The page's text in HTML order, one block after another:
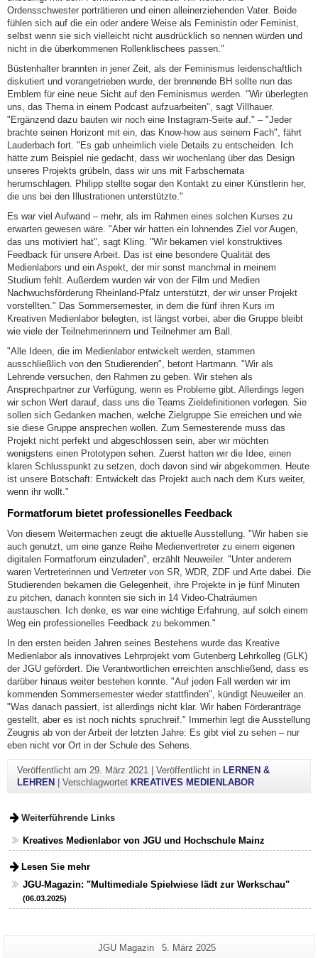
Ordensschwester porträtieren und einen alleinerziehenden Vater. Beide
fühlen sich auf die ein oder andere Weise als Feministin oder Feminist,
selbst wenn sie sich vielleicht nicht ausdrücklich so nennen würden und
nicht in die überkommenen Rollenklischees passen."
Büstenhalter brannten in jener Zeit, als der Feminismus leidenschaftlich
diskutiert und vorangetrieben wurde, der brennende BH sollte nun das
Emblem für eine neue Sicht auf den Feminismus werden. "Wir überlegten
uns, das Thema in einem Podcast aufzuarbeiten", sagt Villhauer.
"Ergänzend dazu bauten wir noch eine Instagram-Seite auf." – "Jeder
brachte seinen Horizont mit ein, das Know-how aus seinem Fach", fährt
Lauderbach fort. "Es gab unheimlich viele Details zu entscheiden. Ich
hätte zum Beispiel nie gedacht, dass wir wochenlang über das Design
unseres Projekts grübeln, dass wir uns mit Farbschemata
herumschlagen. Philipp stellte sogar den Kontakt zu einer Künstlerin her,
die uns bei den Illustrationen unterstützte."
Es war viel Aufwand – mehr, als im Rahmen eines solchen Kurses zu
erwarten gewesen wäre. "Aber wir hatten ein lohnendes Ziel vor Augen,
das uns motiviert hat", sagt Kling. "Wir bekamen viel konstruktives
Feedback für unsere Arbeit. Das ist eine besondere Qualität des
Medienlabors und ein Aspekt, der mir sonst manchmal in meinem
Studium fehlt. Außerdem wurden wir von der Film und Medien
Nachwuchsförderung Rheinland-Pfalz unterstützt, der wir unser Projekt
vorstellten." Das Sommersemester, in dem die fünf ihren Kurs im
Kreativen Medienlabor belegten, ist längst vorbei, aber die Gruppe bleibt
wie viele der Teilnehmerinnern und Teilnehmer am Ball.
"Alle Ideen, die im Medienlabor entwickelt werden, stammen
ausschließlich von den Studierenden", betont Hartmann. "Wir als
Lehrende versuchen, den Rahmen zu geben. Wir stehen als
Ansprechpartner zur Verfügung, wenn es Probleme gibt. Allerdings legen
wir schon Wert darauf, dass uns die Teams Zieldefinitionen vorlegen. Sie
sollen sich Gedanken machen, welche Zielgruppe Sie erreichen und wie
sie diese Gruppe ansprechen wollen. Zum Semesterende muss das
Projekt nicht perfekt und abgeschlossen sein, aber wir möchten
wenigstens einen Prototypen sehen. Zuerst hatten wir die Idee, einen
klaren Schlusspunkt zu setzen, doch davon sind wir abgekommen. Heute
ist unsere Botschaft: Entwickelt das Projekt auch nach dem Kurs weiter,
wenn ihr wollt."
Formatforum bietet professionelles Feedback
Von diesem Weitermachen zeugt die aktuelle Ausstellung. "Wir haben sie
auch genutzt, um eine ganze Reihe Medienvertreter zu einem eigenen
digitalen Formatforum einzuladen", erzählt Neuweiler. "Unter anderem
waren Vertreterinnen und Vertreter von SR, WDR, ZDF und Arte dabei. Die
Studierenden bekamen die Gelegenheit, ihre Projekte in je fünf Minuten
zu pitchen, danach konnten sie sich in 14 Video-Chaträumen
austauschen. Ich denke, es war eine wichtige Erfahrung, auf solch einem
Weg ein professionelles Feedback zu bekommen."
In den ersten beiden Jahren seines Bestehens wurde das Kreative
Medienlabor als innovatives Lehrprojekt vom Gutenberg Lehrkolleg (GLK)
der JGU gefördert. Die Verantwortlichen erreichten anschließend, dass es
darüber hinaus weiter bestehen konnte. "Auf jeden Fall werden wir im
kommenden Sommersemester wieder stattfinden", kündigt Neuweiler an.
"Was danach passiert, ist allerdings nicht klar. Wir haben Förderanträge
gestellt, aber es ist noch nichts spruchreif." Immerhin legt die Ausstellung
Zeugnis ab von der Arbeit der letzten Jahre: Es gibt viel zu sehen – nur
eben nicht vor Ort in der Schule des Sehens.
Veröffentlicht am 29. März 2021| Veröffentlicht in LERNEN &
LEHREN
Verschlagwortet KREATIVES MEDIENLABOR
Weiterführende Links
Kreatives Medienlabor von JGU und Hochschule Mainz
Lesen Sie mehr
JGU-Magazin: "Multimediale Spielwiese lädt zur Werkschau"
(06.03.2025)
Zusätzliche
Seiten-
JGU Magazin
Letzte
5. März 2025